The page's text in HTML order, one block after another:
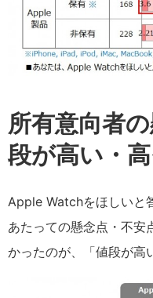
所有意向者
段が高い・高
Apple Watchをほしいと
あたっての懸念点・不安
かったのが、「値段が高